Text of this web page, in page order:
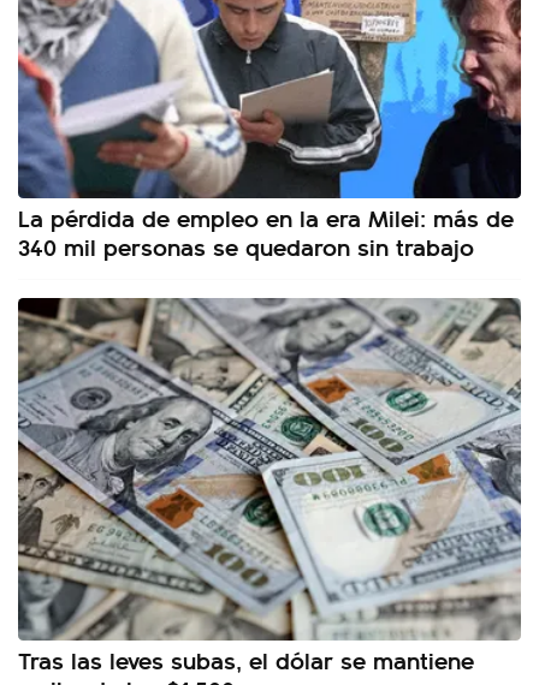
La pérdida de empleo en la era Milei: más de
340 mil personas se quedaron sin trabajo
Tras las leves subas, el dólar se mantiene